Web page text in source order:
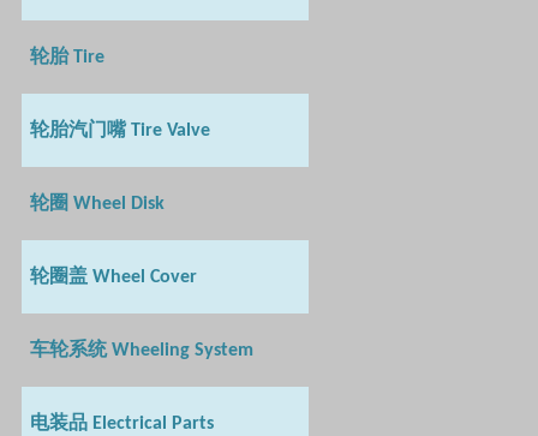
轮胎Tire
轮胎汽门嘴 Tire Valve
轮圈 Wheel Disk
轮圈盖 Wheel Cover
车轮系统Wheeling System
电装品 Electrical Parts